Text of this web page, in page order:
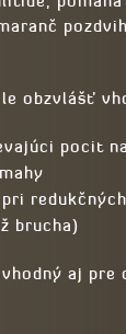
obzvlášť
pocit
brucha)
aj pre